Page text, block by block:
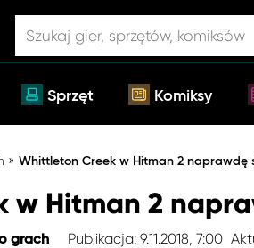
Sprzęt Komiksy
» Whittleton Creek w Hitman 2 naprawdę
w Hitman 2
grach Publikacja: 9.11.2018, 7:00